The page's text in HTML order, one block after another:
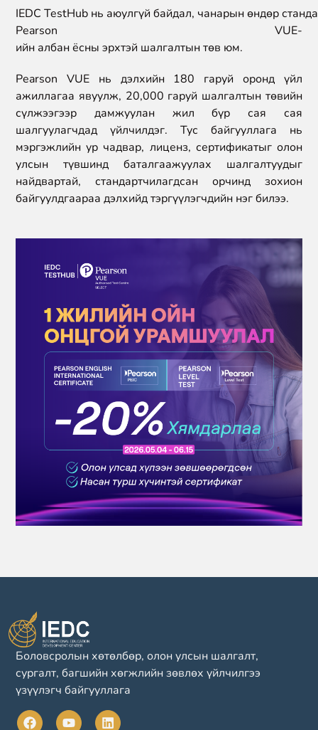
IEDC TestHub нь аюулгүй байдал, чанарын өндөр
Pearson VUE-
ийн албан ёсны эрхтэй шалгалтын төв юм.
Pearson VUE нь дэлхийн 180 гаруй оронд үйл
ажиллагаа явуулж, 20,000 гаруй шалгалтын төвийн
сүлжээгээр дамжуулан жил бүр сая сая
шалгуулагчдад үйлчилдэг. Тус байгууллага нь
мэргэжлийн ур чадвар, лиценз, сертификатыг олон
улсын түвшинд баталгаажуулах шалгалтуудыг
найдвартай, стандартчилагдсан орчинд зохион
байгуулдгаараа дэлхийд тэргүүлэгчдийн нэг билээ.
Боловсролын хөтөлбөр, олон улсын шалгалт,
сургалт, багшийн хөгжлийн зөвлөх үйлчилгээ
үзүүлэгч байгууллага